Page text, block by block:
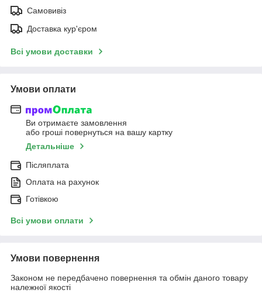
Самовивіз
Доставка кур'єром
Всі умови доставки
Умови оплати
Ви отримаєте замовлення
або гроші повернуться на вашу картку
Детальніше
Післяплата
Оплата на рахунок
Готівкою
Всі умови оплати
Умови повернення
Законом не передбачено повернення та обмін даного товару
належної якості